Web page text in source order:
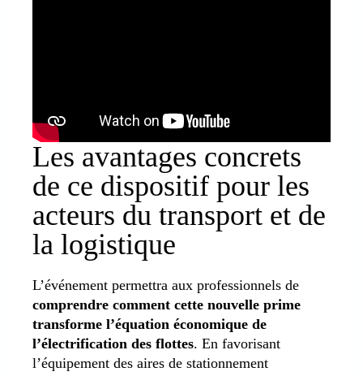
Les avantages concrets
de ce dispositif pour les
acteurs du transport et de
la logistique
L’événement permettra aux professionnels de
comprendre comment cette nouvelle prime
transforme l’équation économique de
l’électrification des flottes. En favorisant
l’équipement des aires de stationnement